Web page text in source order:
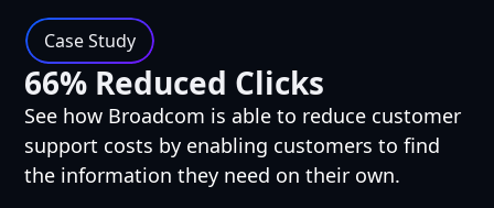
Case Study
66% Reduced Clicks
See how Broadcom is able to reduce customer
support costs by enabling customers to find
the information they need on their own.